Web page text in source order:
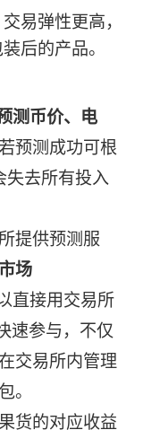
易弹性更高，
后的产品。
测币价、电
预测成功可根
失去所有投入
提供预测服
场
直接用交易所
速参与，不仅
交易所内管理
。
货的对应收益